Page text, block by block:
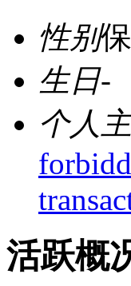
性别
生日-
个人
活跃概